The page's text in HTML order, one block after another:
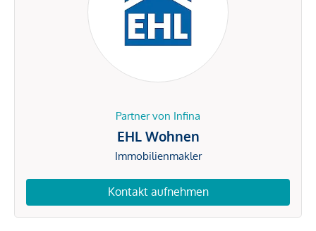
Partner von Infina
EHL Wohnen
Immobilienmakler
Kontakt aufnehmen